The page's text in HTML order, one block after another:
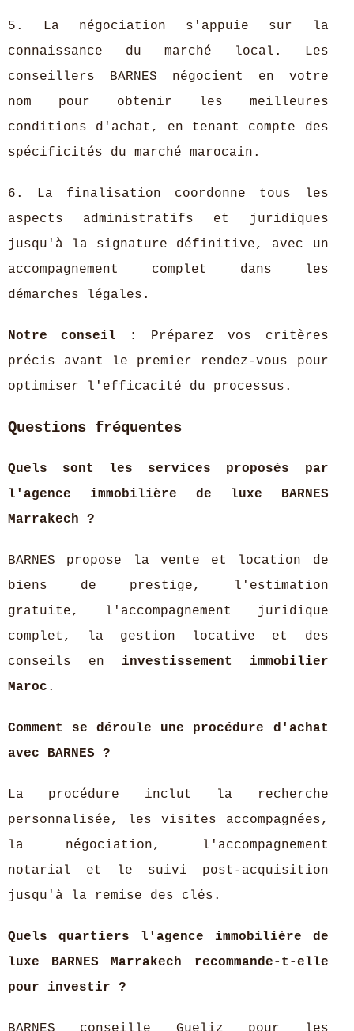
5. La négociation s'appuie sur la
connaissance du marché local. Les
conseillers BARNES négocient en votre
nom pour obtenir les meilleures
conditions d'achat, en tenant compte des
spécificités du marché marocain.
6. La finalisation coordonne tous les
aspects administratifs et juridiques
jusqu'à la signature définitive, avec un
accompagnement complet dans les
démarches légales.
Notre conseil :
Préparez vos critères
précis avant le premier rendez-vous pour
optimiser l'efficacité du processus.
Questions fréquentes
Quels sont les services proposés par
l'agence immobilière de luxe BARNES
Marrakech ?
BARNES propose la vente et location de
biens de prestige, l'estimation
gratuite, l'accompagnement juridique
complet, la gestion locative et des
conseils en investissement immobilier
Maroc .
Comment se déroule une procédure d'achat
avec BARNES ?
La procédure inclut la recherche
personnalisée, les visites accompagnées,
la négociation, l'accompagnement
notarial et le suivi post-acquisition
jusqu'à la remise des clés.
Quels quartiers l'agence immobilière de
luxe BARNES Marrakech recommande-t-elle
pour investir ?